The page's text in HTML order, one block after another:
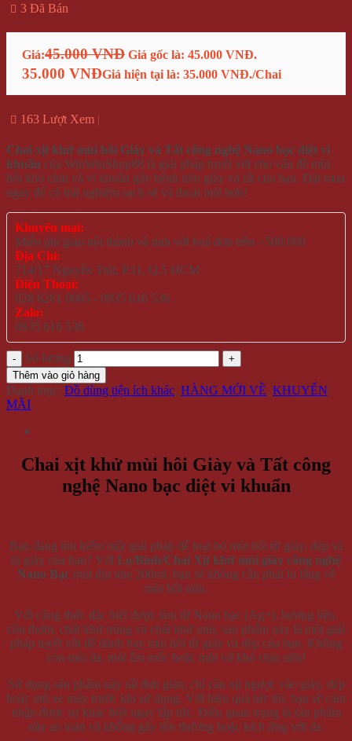
3 Đã Bán
Giá:45.000 VNĐ Giá gốc là: 45.000 VNĐ.
35.000 VNĐGiá hiện tại là: 35.000 VNĐ./Chai
163 Lượt Xem
Chai xịt khử mùi hôi Giày và Tất công nghệ Nano bạc diệt vi
khuẩn của WinWinShop88 là giải pháp tuyệt vời cho vấn đề mùi
hôi khó chịu và vi khuẩn gây bệnh trên giày và tất của bạn. Đặt mua
ngay để có trải nghiệm sạch sẽ và thoải mái hơn!
Khuyến mại:
Miễn phí giao nội thành và tỉnh với hoá đơn trên >500.000
Địa Chỉ:
714/17 Nguyễn Trãi, P.11, Q.5 HCM
Điện Thoại:
028 6261 0065 - 0935 616 536
Zalo:
0935 616 536
Số lượng
Thêm vào giỏ hàng
Danh mục: Đồ dùng tiện ích khác, HÀNG MỚI VỀ, KHUYẾN
MÃI
Chai xịt khử mùi hôi Giày và Tất công
nghệ Nano bạc diệt vi khuẩn
Bạn đang tìm kiếm một giải pháp để loại bỏ mùi hôi từ giày, dép và
tủ giày của bạn? Với Lọ/Bình/Chai Xịt khử mùi giày công nghệ
Nano Bạcmùi dịu nhẹ 200ml, bạn sẽ không cần phải lo lắng về
mùi hôi nữa.
Với công thức đặc biệt được làm từ Nano bạc (Ag+), hương liệu,
cồn thơm, chất khử trùng và chất khử mùi, sản phẩm này là một giải
pháp tuyệt vời để đánh bay mùi hôi từ giày và dép của bạn. Không
còn mùi da, mùi ẩm mốc hoặc mùi vớ khó chịu nữa!
Sử dụng sản phẩm này rất đơn giản, chỉ cần xịt ngược vào giày, dép
hoặc mũ xe máy trước khi sử dụng. Với hiệu quả tức thì, bạn sẽ cảm
nhận được sự khác biệt ngay lập tức. Điều quan trọng là sản phẩm
này an toàn và không gây tổn thương hoặc kích ứng với da.